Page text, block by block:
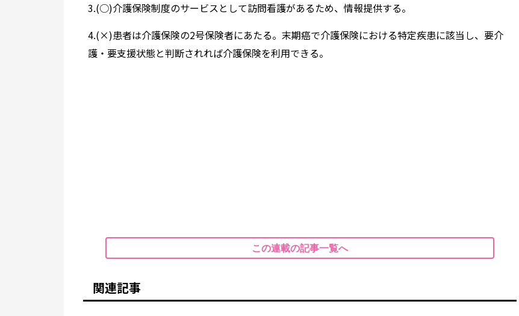
3.(○)介護保険制度のサービスとして訪問看護があるため、情報提供する。
4.(×)患者は介護保険の2号保険者にあたる。末期癌で介護保険における特定疾患に該当し、要介
護・要支援状態と判断されれば介護保険を利用できる。
この連載の記事一覧へ
関連記事